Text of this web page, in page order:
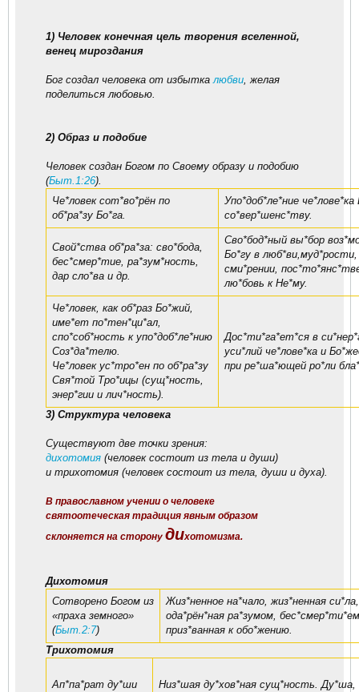
1) Человек конечная цель творения вселенной,
венец мироздания
Бог создал человека от избыткалюбви, желая
поделиться любовью.
2) Образ и подобие
Человек создан Богом по Своему образу и подобию
(Быт.1:26).
Че*ловек сот*во*рён по
об*ра*зу Бо*га.
Упо*доб*ле*ние
со*вер*шенс*тву.
Свой*ства об*ра*за: сво*бода,
бес*смер*тие, ра*зум*ность,
дар сло*ва и др.
Сво*бод*ный вы*бор
Бо*гу в
сми*рении,
лю*бовь к Не*му.
Че*ловек, как об*раз Бо*жий,
име*ет по*тен*ци*ал,
спо*соб*ность к упо*доб*ле*нию
Соз*да*телю.
Че*ловек ус*тро*ен по об*ра*зу
Свя*той Тро*ицы (сущ*ность,
энер*гии и лич*ность).
Дос*ти*га*ет*ся в
уси*лий че*лове*ка и
при ре*ша*ющей ро*ли
3) Структура человека
Существуют две точки зрения:
дихотомия (человек состоит из тела и души)
и трихотомия (человек состоит из тела, души и духа).
В православном учении о человеке
святоотеческая традиция явным образом
склоняется на сторону дихотомизма.
Дихотомия
Сотворено Богом из
«праха земного»
(Быт.2:7)
Жиз*ненное на*чало, жиз*ненная
ода*рён*ная ра*зумом,
приз*ванная к обо*жению.
Трихотомия
Ап*па*рат ду*ши
Низ*шая ду*хов*ная сущ*ность. Ду*ша,